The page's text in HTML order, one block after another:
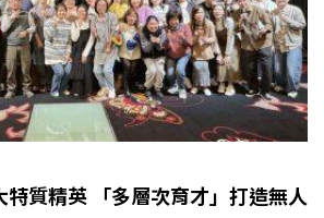
質精英 「多層次育才」打造無人